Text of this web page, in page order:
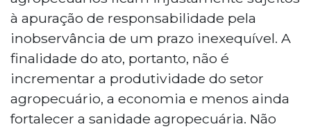
à apuração de responsabilidade pela
inobservância de um prazo inexequível. A
finalidade do ato, portanto, não é
incrementar a produtividade do setor
agropecuário, a economia e menos ainda
fortalecer a sanidade agropecuária. Não